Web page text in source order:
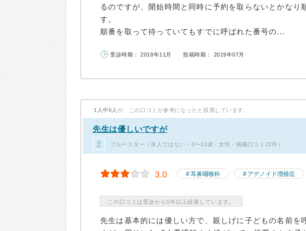
るのですが、開始時間と同時に予約を取らないとかなり
す。
順番を取って待っていてもすでに呼ばれた番号の...
受診時期： 2018年11月 投稿時期： 2019年07月
1人中0人 が、この口コミが参考になったと投票しています。
先生は優しいですが
ブルースター（本人ではない・5〜10歳・女性・掲載口コミ22件）
3.0 耳鼻咽喉科 アデノイド増殖症
この口コミは受診から5年以上経過しています。
先生は基本的には優しい方で、親しげに子どもの名前を